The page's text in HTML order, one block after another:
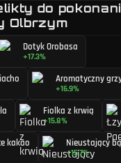
do
Olbrzym
Dotyk Orobasa
+17.3%
Aromatyczny
+16.9%
Fiolka z krwią
+15.8%
kakao Nieustający
+15.7%